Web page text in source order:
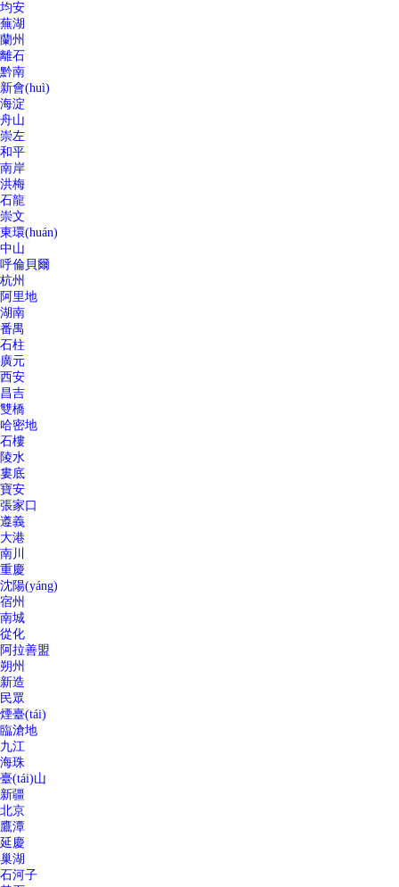
均安
蕪湖
蘭州
離石
黔南
新會(huì)
海淀
舟山
崇左
和平
南岸
洪梅
石龍
崇文
東環(huán)
中山
呼倫貝爾
杭州
阿里地
湖南
番禺
石柱
廣元
西安
昌吉
雙橋
哈密地
石樓
陵水
婁底
寶安
張家口
遵義
大港
南川
重慶
沈陽(yáng)
宿州
南城
從化
阿拉善盟
朔州
新造
民眾
煙臺(tái)
臨滄地
九江
海珠
臺(tái)山
新疆
北京
鷹潭
延慶
巢湖
石河子